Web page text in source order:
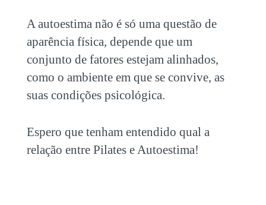
A autoestima não é só uma questão de
aparência física, depende que um
conjunto de fatores estejam alinhados,
como o ambiente em que se convive, as
suas condições psicológica.
Espero que tenham entendido qual a
relação entre Pilates e Autoestima!